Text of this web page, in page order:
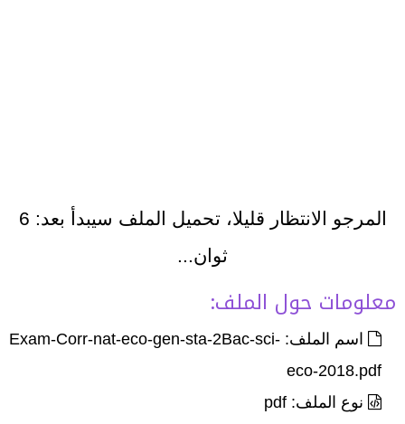
المرجو الانتظار قليلا، تحميل الملف سيبدأ بعد: 6
ثوان...
معلومات حول الملف:
اسم الملف: Exam-Corr-nat-eco-gen-sta-2Bac-sci-
eco-2018.pdf
نوع الملف: pdf